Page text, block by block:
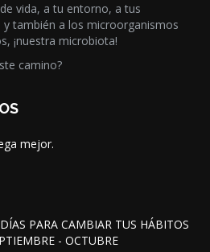
vida, a tu entorno, a tus
y también a los microorganismos
¡nuestra microbiota!
camino?
mejor.
PARA CAMBIAR TUS HÁBITOS
- OCTUBRE